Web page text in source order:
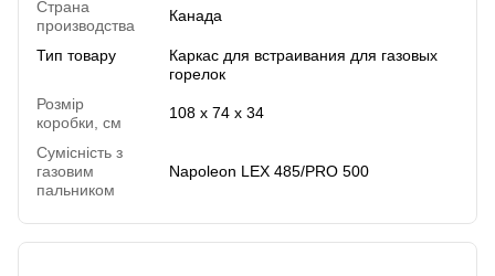
Страна
производства
Канада
Тип товару
Каркас для встраивания для газовых
горелок
Розмір
коробки, см
108 x 74 x 34
Сумісність з
газовим
пальником
Napoleon LEX 485/PRO 500